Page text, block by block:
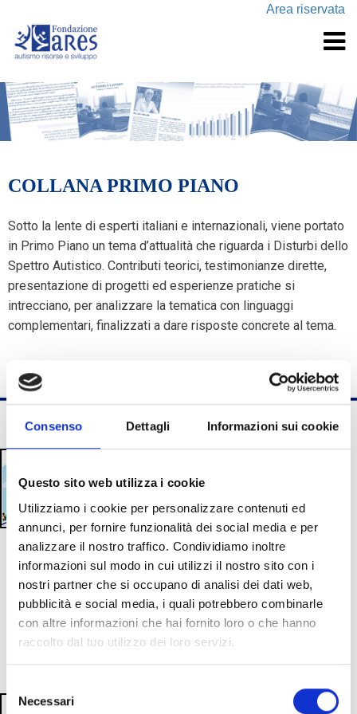
Consenso Dettagli Informazioni sui cookie
Questo sito web utilizza i cookie
Utilizziamo i cookie per personalizzare contenuti ed
annunci, per fornire funzionalità dei social media e per
analizzare il nostro traffico. Condividiamo inoltre
informazioni sul modo in cui utilizzi il nostro sito con i
nostri partner che si occupano di analisi dei dati web,
pubblicità e social media, i quali potrebbero combinarle
con altre informazioni che hai fornito loro o che hanno
raccolto dal tuo utilizzo dei loro servizi.
delNecessari
Area riservata
COLLANA PRIMO PIANO
Sotto la lente di esperti italiani e internazionali, viene portato
in Primo Piano un tema d’attualità che riguarda i Disturbi dello
Spettro Autistico. Contributi teorici, testimonianze dirette,
presentazione di progetti ed esperienze pratiche si
intrecciano, per analizzare la tematica con linguaggi
complementari, finalizzati a dare risposte concrete al tema.
E STEREOTIPI DI GENERE
Collana Primo Piano (20 Euro)- Questo
Dossier esplora il tema “Autismo nelle
Donne" con interventi di specialistid del
settore e testimonianze dirette